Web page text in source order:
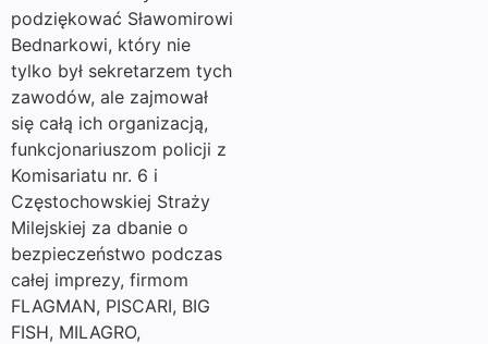
podziękować Sławomirowi
Bednarkowi, który nie
tylko był sekretarzem tych
zawodów, ale zajmował
się całą ich organizacją,
funkcjonariuszom policji z
Komisariatu nr. 6 i
Częstochowskiej Straży
Milejskiej za dbanie o
bezpieczeństwo podczas
całej imprezy, firmom
FLAGMAN, PISCARI, BIG
FISH, MILAGRO,